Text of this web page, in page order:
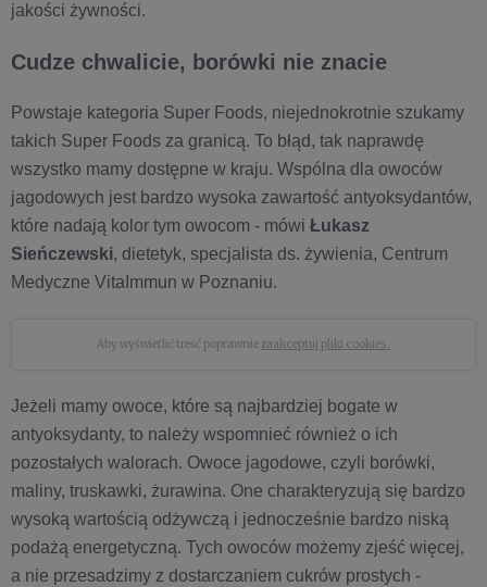
jakości żywności.
Cudze chwalicie, borówki nie znacie
Powstaje kategoria Super Foods, niejednokrotnie szukamy
takich Super Foods za granicą. To błąd, tak naprawdę
wszystko mamy dostępne w kraju. Wspólna dla owoców
jagodowych jest bardzo wysoka zawartość antyoksydantów,
które nadają kolor tym owocom - mówi Łukasz
Sieńczewski, dietetyk, specjalista ds. żywienia, Centrum
Medyczne VitaImmun w Poznaniu.
Aby wyświetlić treść poprawnie zaakceptuj pliki cookies.
Jeżeli mamy owoce, które są najbardziej bogate w
antyoksydanty, to należy wspomnieć również o ich
pozostałych walorach. Owoce jagodowe, czyli borówki,
maliny, truskawki, żurawina. One charakteryzują się bardzo
wysoką wartością odżywczą i jednocześnie bardzo niską
podażą energetyczną. Tych owoców możemy zjeść więcej,
a nie przesadzimy z dostarczaniem cukrów prostych -